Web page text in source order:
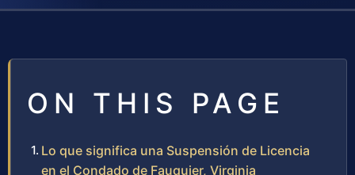
ON THIS PAGE
Lo que significa una Suspensión de Licencia
en el Condado de Fauquier, Virginia